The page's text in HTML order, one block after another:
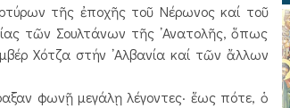
τῆς ἐποχῆς τοῦ Νέρωνος καί τοῦ
τῶν Σουλτάνων τῆς ᾿Ανατολῆς, ὅπως
Χότζα στήν ᾿Αλβανία καί τῶν ἄλλων
φωνῇ μεγάλῃ λέγοντες· ἕως πότε, ὁ